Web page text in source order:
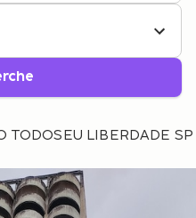
TODOSEU LIBERDADE SP